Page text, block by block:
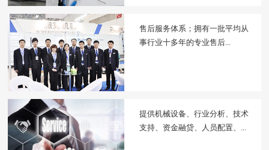
售后服务体系；拥有一批平均从
事行业十多年的专业售后...
提供机械设备、行业分析、技术
支持、资金融贷、人员配置、...